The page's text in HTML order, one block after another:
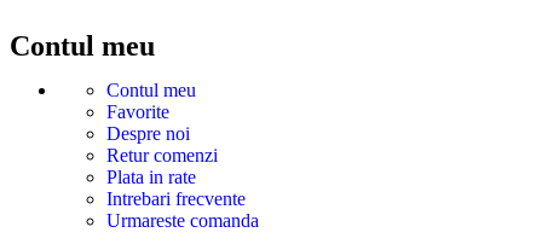
Contul meu
Contul meu
Favorite
Despre noi
Retur comenzi
Plata in rate
Intrebari frecvente
Urmareste comanda